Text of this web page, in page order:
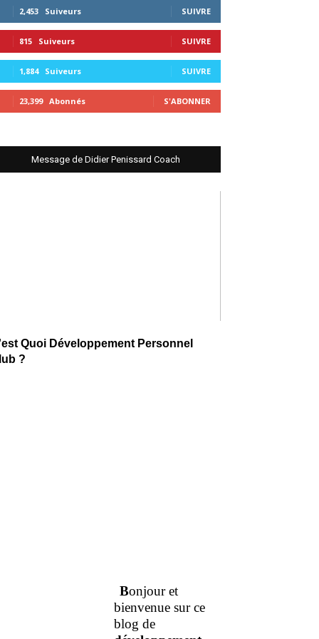
2,453 Suiveurs SUIVRE
815 Suiveurs SUIVRE
1,884 Suiveurs SUIVRE
23,399 Abonnés S'ABONNER
Message de Didier Penissard Coach
Quoi Développement Personnel
?
Bonjour et
bienvenue sur ce
blog de